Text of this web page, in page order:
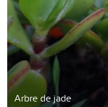
Arbre de jade